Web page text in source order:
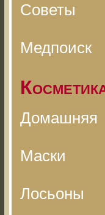
Советы
Медпоиск
Домашняя
Маски
Лосьоны